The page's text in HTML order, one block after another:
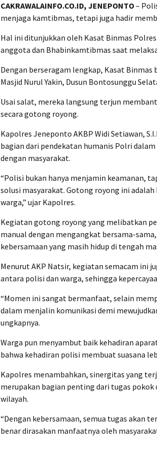
CAKRAWALAINFO.CO.ID, JENEPONTO–
menjaga kamtibmas, tetapi juga hadir
Hal ini ditunjukkan oleh Kasat Binmas
anggota dan Bhabinkamtibmas saat
Dengan berseragam lengkap, Kasat
Masjid Nurul Yakin, Dusun Bontosunggu
Usai salat, mereka langsung terjun
secara gotong royong.
Kapolres Jeneponto AKBP Widi Setiawan,
bagian dari pendekatan humanis Polri
dengan masyarakat.
“Polisi bukan hanya menjamin keamanan,
solusi masyarakat. Gotong royong ini
warga,” ujar Kapolres.
Kegiatan gotong royong yang melibatkan
manual dengan mengangkat bersama-
kebersamaan yang masih hidup di tengah
Menurut AKP Natsir, kegiatan semacam ini
antara polisi dan warga, sehingga
“Momen ini sangat bermanfaat, selain
dalam menjalin komunikasi demi
ungkapnya.
Warga pun menyambut baik kehadiran
bahwa kehadiran polisi membuat suasana
Kapolres menambahkan, sinergitas yang
merupakan bagian penting dari tugas
wilayah.
“Dengan kebersamaan, semua tugas akan
benar dirasakan manfaatnya oleh